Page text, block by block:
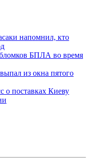
напомнил, кто
БПЛА во время
из окна пятого
о поставках Киеву